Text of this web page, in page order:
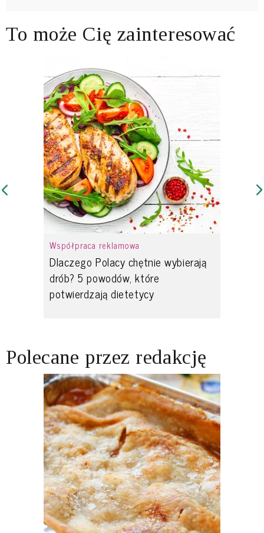
To może Cię zainteresować
Współpraca reklamowa
Dlaczego Polacy chętnie wybierają
drób? 5 powodów, które
potwierdzają dietetycy
Polecane przez redakcję